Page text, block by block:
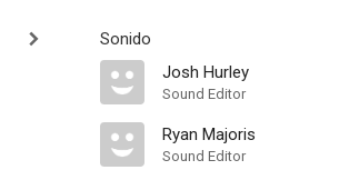
Sonido
Josh Hurley
Sound Editor
Ryan Majoris
Sound Editor